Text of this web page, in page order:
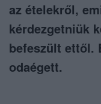
az ételekről,
kérdezgetniük
befeszült ettől.
odaégett.